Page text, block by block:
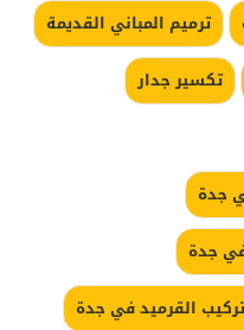
ترميم المباني القديمة
تكسير جدار
جدة
جدة
تركيب القرميد في جدة